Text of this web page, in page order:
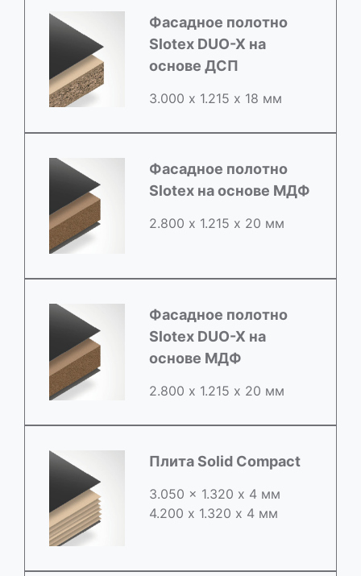
Фасадное полотно
Slotex DUO-X на
основе ДСП
3.000 х 1.215 х 18 мм
Фасадное полотно
Slotex на основе МДФ
2.800 х 1.215 х 20 мм
Фасадное полотно
Slotex DUO-X на
основе МДФ
2.800 х 1.215 х 20 мм
Плита Solid Compact
3.050 x 1.320 х 4 мм
4.200 x 1.320 х 4 мм